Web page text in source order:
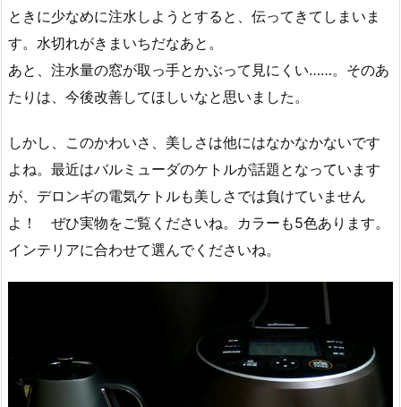
ときに少なめに注水しようとすると、伝ってきてしまいま
す。水切れがきまいちだなあと。
あと、注水量の窓が取っ手とかぶって見にくい……。そのあ
たりは、今後改善してほしいなと思いました。
しかし、このかわいさ、美しさは他にはなかなかないです
よね。最近はバルミューダのケトルが話題となっています
が、デロンギの電気ケトルも美しさでは負けていません
よ！ ぜひ実物をご覧くださいね。カラーも5色あります。
インテリアに合わせて選んでくださいね。